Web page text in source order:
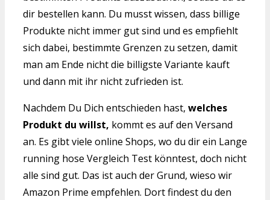
dir bestellen kann. Du musst wissen, dass billige
Produkte nicht immer gut sind und es empfiehlt
sich dabei, bestimmte Grenzen zu setzen, damit
man am Ende nicht die billigste Variante kauft
und dann mit ihr nicht zufrieden ist.
Nachdem Du Dich entschieden hast, welches
Produkt du willst, kommt es auf den Versand
an. Es gibt viele online Shops, wo du dir ein Lange
running hose Vergleich Test könntest, doch nicht
alle sind gut. Das ist auch der Grund, wieso wir
Amazon Prime empfehlen. Dort findest du den